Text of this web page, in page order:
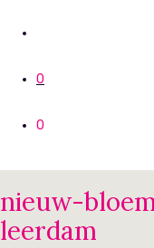
0
0
nieuw-
leerdam